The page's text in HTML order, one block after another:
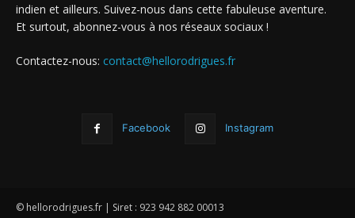
indien et ailleurs. Suivez-nous dans cette fabuleuse aventure.
Et surtout, abonnez-vous à nos réseaux sociaux !
Contactez-nous: contact@hellorodrigues.fr
Facebook Instagram
© hellorodrigues.fr | Siret : 923 942 882 00013